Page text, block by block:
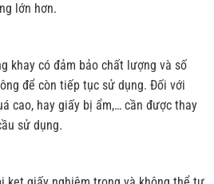
lớn hơn.
khay có đảm bảo chất lượng và số
để còn tiếp tục sử dụng. Đối với
cao, hay giấy bị ẩm,… cần được thay
sử dụng.